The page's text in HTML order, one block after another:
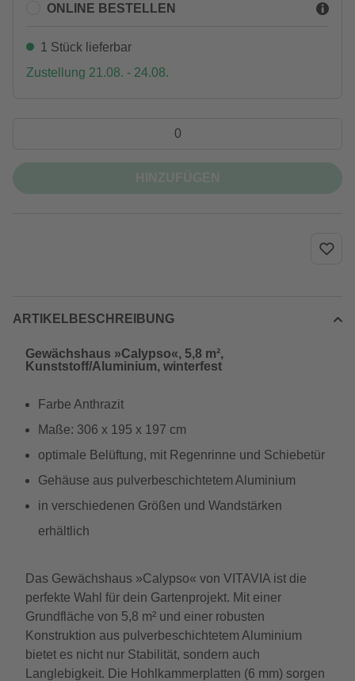
ONLINE BESTELLEN
1 Stück lieferbar
Zustellung 21.08. - 24.08.
ARTIKELBESCHREIBUNG
Gewächshaus »Calypso«, 5,8 m²,
Kunststoff/Aluminium, winterfest
Farbe Anthrazit
Maße: 306 x 195 x 197 cm
optimale Belüftung, mit Regenrinne und Schiebetür
Gehäuse aus pulverbeschichtetem Aluminium
in verschiedenen Größen und Wandstärken
erhältlich
Das Gewächshaus »Calypso« von VITAVIA ist die
perfekte Wahl für dein Gartenprojekt. Mit einer
Grundfläche von 5,8 m² und einer robusten
Konstruktion aus pulverbeschichtetem Aluminium
bietet es nicht nur Stabilität, sondern auch
Langlebigkeit. Die Hohlkammerplatten (6 mm) sorgen